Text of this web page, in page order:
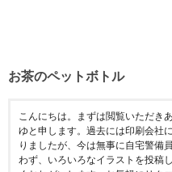
お茶のペットボトル
こんにちは。まずは閲覧いただき
ゆと申します。過去には印刷会社
りましたが、今は無事に自宅警備
わず、いろいろなイラストを投稿